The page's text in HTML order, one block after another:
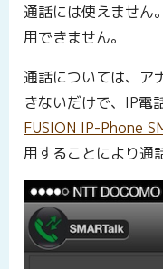
通話には使えません
用できません。
通話については、ア
きないだけで、IP電
FUSION IP-Phone
用することにより通